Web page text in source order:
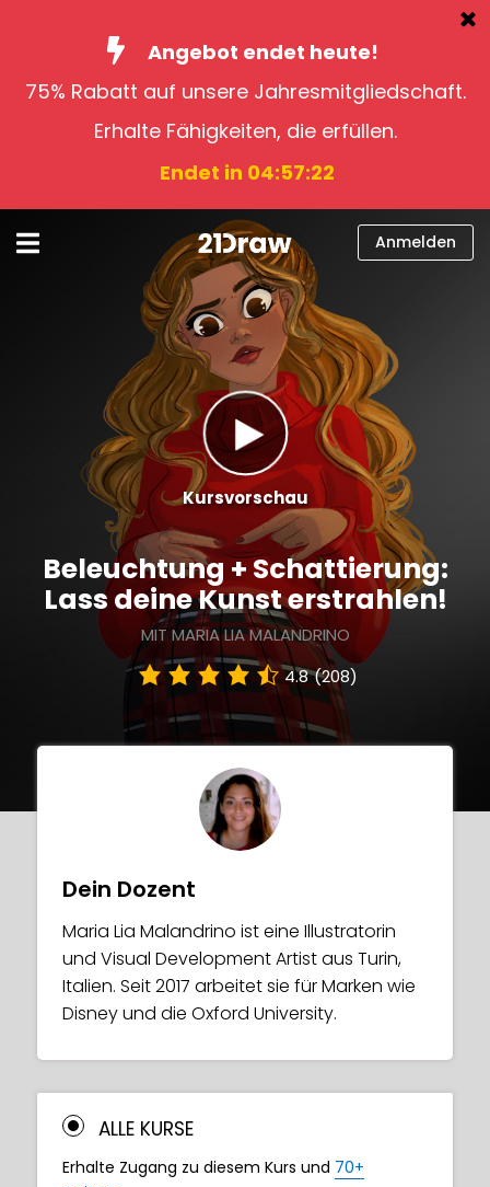
Angebot endet heute!
75% Rabatt auf unsere Jahresmitgliedschaft.
Erhalte Fähigkeiten, die erfüllen.
Endet in 04:57:21
Kurse
Anmelden
Deutsch
Anmelden
Kursvorschau
Beleuchtung + Schattierung:
Lass deine Kunst erstrahlen!
MIT MARIA LIA MALANDRINO
4.8 (208)
Dein Dozent
Maria Lia Malandrino ist eine Illustratorin
und Visual Development Artist aus Turin,
Italien. Seit 2017 arbeitet sie für Marken wie
Disney und die Oxford University.
ALLE KURSE
Erhalte Zugang zu diesem Kurs und 70+